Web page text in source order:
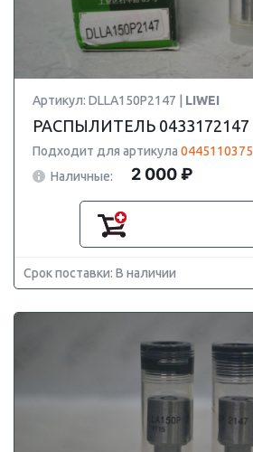
Артикул: DLLA150P2147 | LIWEI
РАСПЫЛИТЕЛЬ 0433172147
Подходит для артикула 0445110375
Наличные:
2 000 ₽
Срок поставки: В наличии